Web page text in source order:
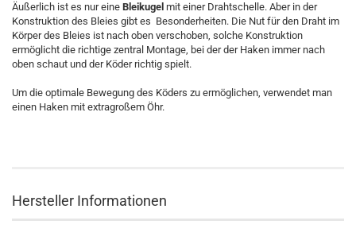
Äußerlich ist es nur eine Bleikugel mit einer Drahtschelle. Aber in der
Konstruktion des Bleies gibt es Besonderheiten. Die Nut für den Draht im
Körper des Bleies ist nach oben verschoben, solche Konstruktion
ermöglicht die richtige zentral Montage, bei der der Haken immer nach
oben schaut und der Köder richtig spielt.
Um die optimale Bewegung des Köders zu ermöglichen, verwendet man
einen Haken mit extragroßem Öhr.
Hersteller Informationen